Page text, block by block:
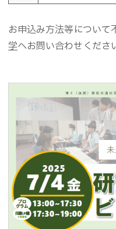
お申込み方法等について
学へお問い合わせくださ